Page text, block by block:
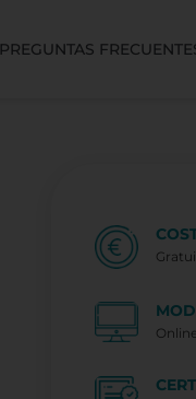
PREGUNTAS